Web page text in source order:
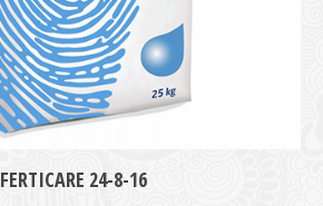
FERTICARE 24-8-16